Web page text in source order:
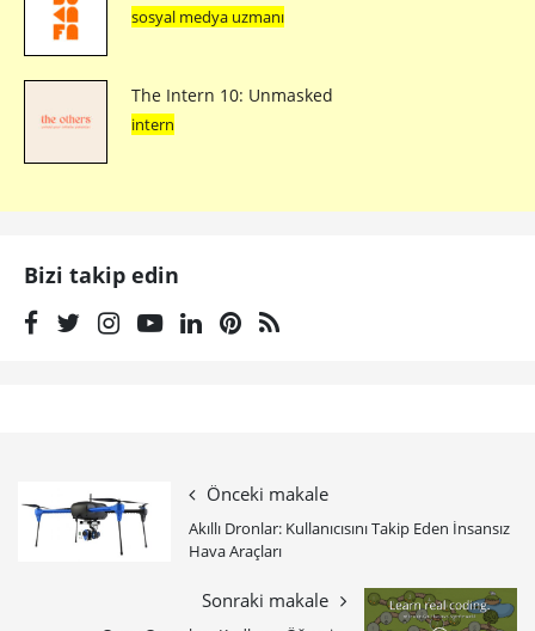
sosyal medya uzmanı
The Intern 10: Unmasked
intern
Bizi takip edin
Önceki makale
Akıllı Dronlar: Kullanıcısını Takip Eden İnsansız
Hava Araçları
Sonraki makale